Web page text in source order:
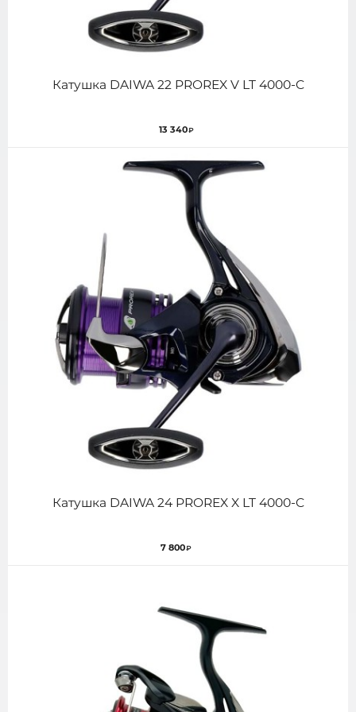
Катушка DAIWA 22 PROREX V LT 4000-C
13 340₽
Катушка DAIWA 24 PROREX X LT 4000-C
7 800₽